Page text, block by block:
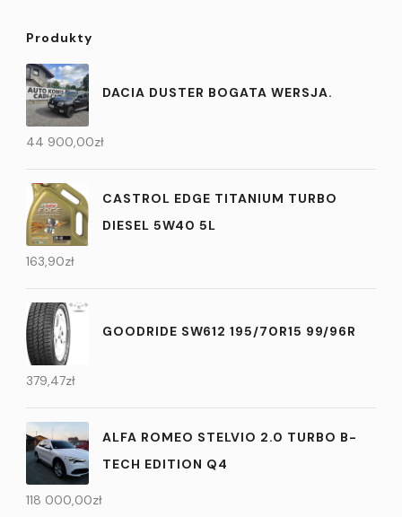
Produkty
DACIA DUSTER BOGATA WERSJA.
44 900,00zł
CASTROL EDGE TITANIUM TURBO
DIESEL 5W40 5L
163,90zł
GOODRIDE SW612 195/70R15 99/96R
379,47zł
ALFA ROMEO STELVIO 2.0 TURBO B-
TECH EDITION Q4
118 000,00zł